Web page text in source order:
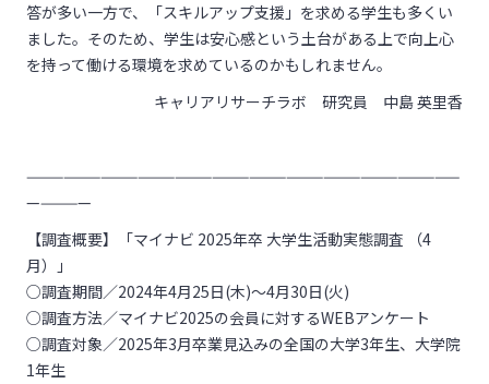
答が多い一方で、「スキルアップ支援」を求める学生も多くい
ました。そのため、学生は安心感という土台がある上で向上心
を持って働ける環境を求めているのかもしれません。
キャリアリサーチラボ 研究員 中島 英里香
———————————————————————————————————
—————
【調査概要】「マイナビ 2025年卒 大学生活動実態調査 （4
月）」
○調査期間／2024年4月25日(木)～4月30日(火)
○調査方法／マイナビ2025の会員に対するWEBアンケート
○調査対象／2025年3月卒業見込みの全国の大学3年生、大学院
1年生